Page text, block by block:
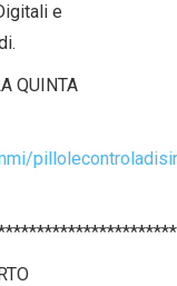
e
QUINTA